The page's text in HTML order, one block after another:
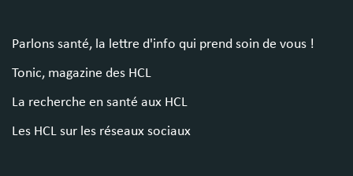
Parlons santé, la lettre d'info qui prend soin de vous !
Tonic, magazine des HCL
La recherche en santé aux HCL
Les HCL sur les réseaux sociaux